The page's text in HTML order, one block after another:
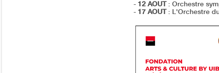
- 12 AOUT: Orchestre
- 17 AOUT : L'Orchestre